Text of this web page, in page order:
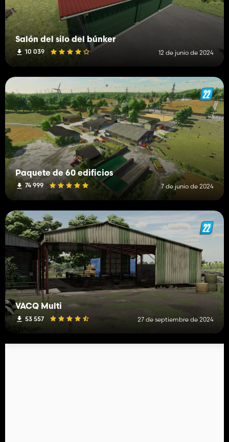
Salón del silo del búnker
10 039 12 de junio de 2024
Paquete de 60 edificios
74 999 7 de junio de 2024
VACQ Multi
53 557 27 de septiembre de 2024